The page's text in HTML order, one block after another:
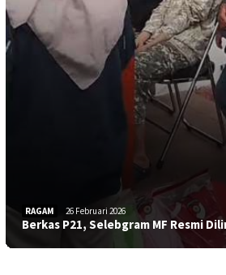
RAGAM 26 Februari 2026
Berkas P21, Selebgram MF Resmi